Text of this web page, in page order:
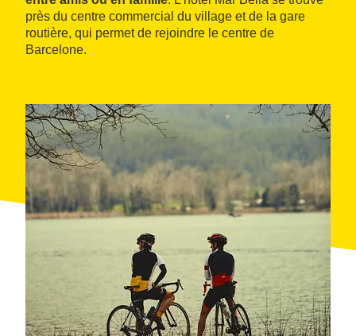
près du centre commercial du village et de la gare
routière, qui permet de rejoindre le centre de
Barcelone.